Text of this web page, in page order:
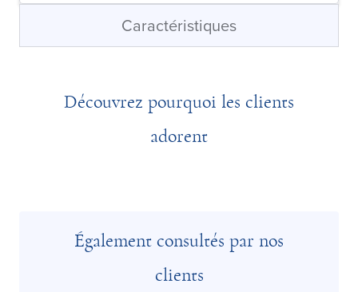
Caractéristiques
Découvrez pourquoi les clients
adorent
Également consultés par nos
clients